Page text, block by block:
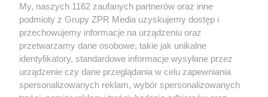
Żaden utwór zamieszczony w serwisie nie może być powielany i
rozpowszechniany lub dalej rozpowszechniany w jakikolwiek sposób (w
tym także elektroniczny lub mechaniczny) na jakimkolwiek polu
eksploatacji w jakiejkolwiek formie, włącznie z umieszczaniem w Internecie
bez pisemnej zgody właściciela praw. Jakiekolwiek użycie lub
wykorzystanie utworów w całości lub w części z naruszeniem prawa, tzn.
bez właściwej zgody, jest zabronione pod groźbą kary i może być ścigane
prawnie.
My, naszych 1162 zaufanych partnerów oraz inne
podmioty z Grupy ZPR Media uzyskujemy dostęp i
przechowujemy informacje na urządzeniu oraz
przetwarzamy dane osobowe, takie jak unikalne
identyfikatory, standardowe informacje wysyłane przez
urządzenie czy dane przeglądania w celu zapewniania
spersonalizowanych reklam, wybór spersonalizowanych